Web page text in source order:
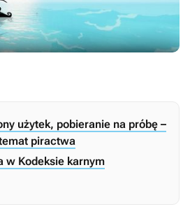
użytek, pobieranie na próbę –
piractwa
w Kodeksie karnym